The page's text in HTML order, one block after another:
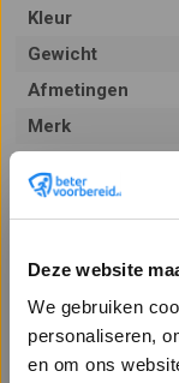
Deze website
We gebruiken
personaliseren,
en om ons
Kleur
Gewicht
Afmetingen
Merk
Materiaal
Kenmerken